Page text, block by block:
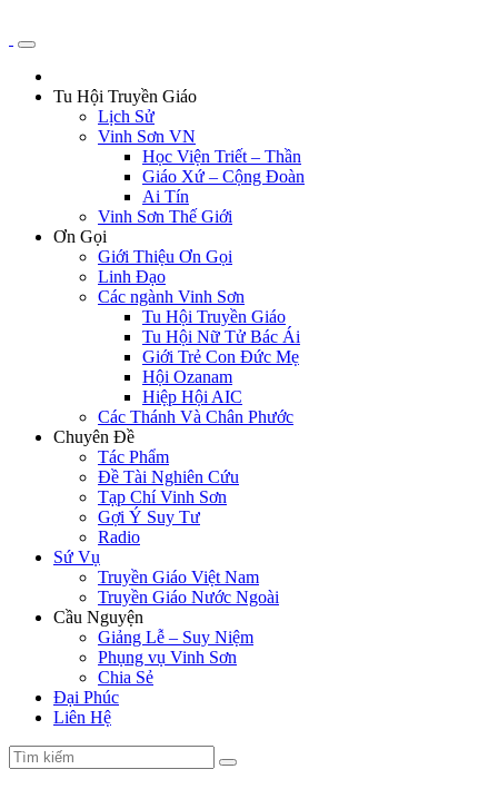
Tu Hội Truyền Giáo
Lịch Sử
Vinh Sơn VN
Học Viện Triết – Thần
Giáo Xứ – Cộng Đoàn
Ai Tín
Vinh Sơn Thế Giới
Ơn Gọi
Giới Thiệu Ơn Gọi
Linh Đạo
Các ngành Vinh Sơn
Tu Hội Truyền Giáo
Tu Hội Nữ Tử Bác Ái
Giới Trẻ Con Đức Mẹ
Hội Ozanam
Hiệp Hội AIC
Các Thánh Và Chân Phước
Chuyên Đề
Tác Phẩm
Đề Tài Nghiên Cứu
Tạp Chí Vinh Sơn
Gợi Ý Suy Tư
Radio
Sứ Vụ
Truyền Giáo Việt Nam
Truyền Giáo Nước Ngoài
Cầu Nguyện
Giảng Lễ – Suy Niệm
Phụng vụ Vinh Sơn
Chia Sẻ
Đại Phúc
Liên Hệ